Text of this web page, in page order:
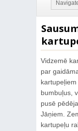
Vidzemē
par
bumbuļus,
pusē
Jāņiem.
kartupeļu